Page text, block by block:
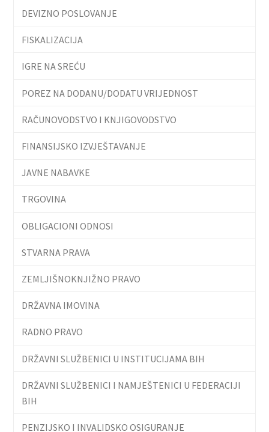
DEVIZNO POSLOVANJE
FISKALIZACIJA
IGRE NA SREĆU
POREZ NA DODANU/DODATU VRIJEDNOST
RAČUNOVODSTVO I KNJIGOVODSTVO
FINANSIJSKO IZVJEŠTAVANJE
JAVNE NABAVKE
TRGOVINA
OBLIGACIONI ODNOSI
STVARNA PRAVA
ZEMLJIŠNOKNJIŽNO PRAVO
DRŽAVNA IMOVINA
RADNO PRAVO
DRŽAVNI SLUŽBENICI U INSTITUCIJAMA BIH
DRŽAVNI SLUŽBENICI I NAMJEŠTENICI U FEDERACIJI
BIH
PENZIJSKO I INVALIDSKO OSIGURANJE